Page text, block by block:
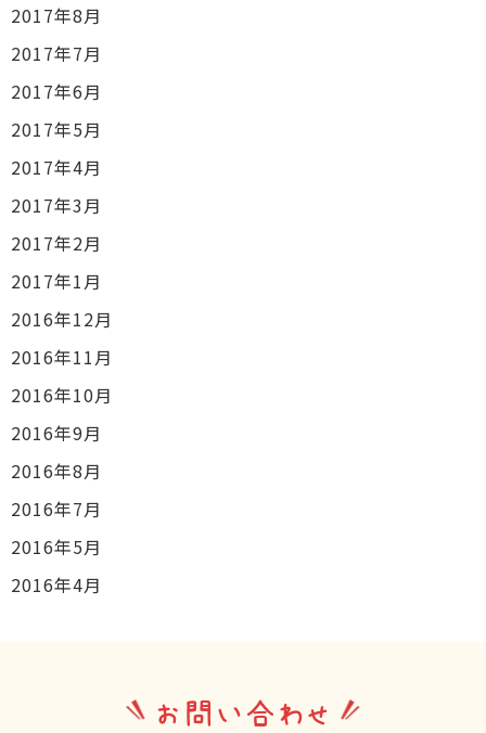
2017年8月
2017年7月
2017年6月
2017年5月
2017年4月
2017年3月
2017年2月
2017年1月
2016年12月
2016年11月
2016年10月
2016年9月
2016年8月
2016年7月
2016年5月
2016年4月
お問い合わせ